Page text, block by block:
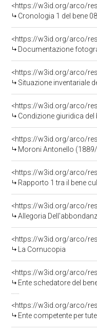
<https://w3id.org/arco/
Cronologia 1 del bene
<https://w3id.org/arco/
Documentazione
<https://w3id.org/arco/
Situazione inventariale
<https://w3id.org/arco/
Condizione giuridica
<https://w3id.org/arco/
Moroni Antonello
<https://w3id.org/arco/
Rapporto 1 tra il bene
<https://w3id.org/arco/
Allegoria
<https://w3id.org/arco/
La Cornucopia
<https://w3id.org/arco/
Ente schedatore del
<https://w3id.org/arco/
Ente competente per